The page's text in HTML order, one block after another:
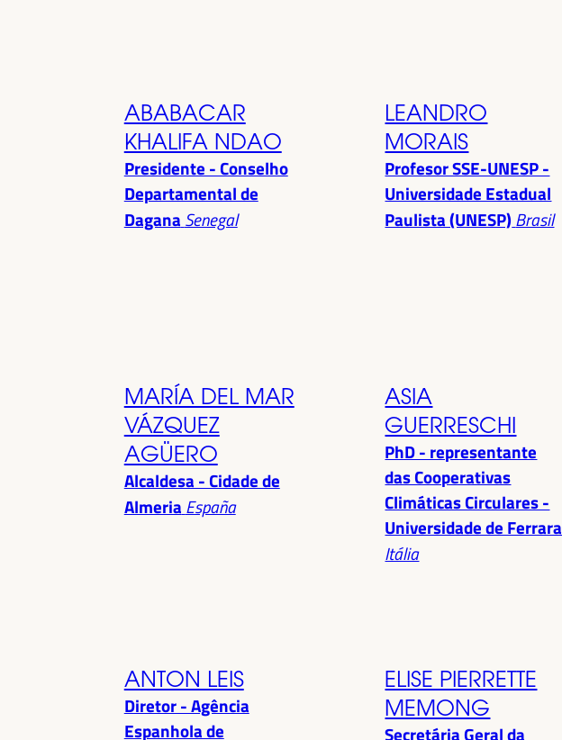
ABABACAR
KHALIFA NDAO
Presidente - Conselho
Departamental de
Dagana Senegal
LEANDRO
MORAIS
Profesor SSE-UNESP -
Universidade Estadual
Paulista (UNESP)Brasil
MARÍA DEL MAR
VÁZQUEZ
AGÜERO
Alcaldesa - Cidade de
Almeria España
ASIA
GUERRESCHI
PhD - representante
das Cooperativas
Climáticas Circulares -
Universidade de Ferrara
Itália
ANTON LEIS
Diretor - Agência
Espanhola de
ELISE PIERRETTE
MEMONG
Secretária Geral da